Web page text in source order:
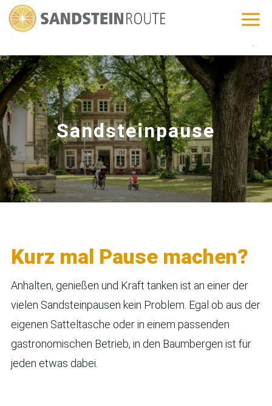
Sandsteinpause
Kurz mal Pause machen?
Anhalten, genießen und Kraft tanken ist an einer der
vielen Sandsteinpausen kein Problem. Egal ob aus der
eigenen Satteltasche oder in einem passenden
gastronomischen Betrieb, in den Baumbergen ist für
jeden etwas dabei.